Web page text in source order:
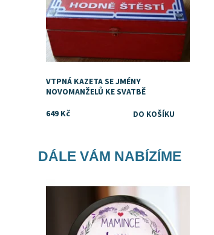
VTPNÁ KAZETA SE JMÉNY
NOVOMANŽELŮ KE SVATBĚ
649 Kč
DÁLE VÁM NABÍZÍME